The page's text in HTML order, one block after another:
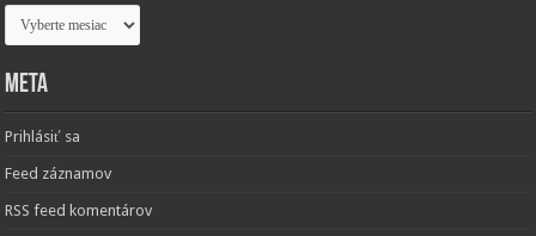
Archív
Meta
Prihlásiť sa
Feed záznamov
RSS feed komentárov